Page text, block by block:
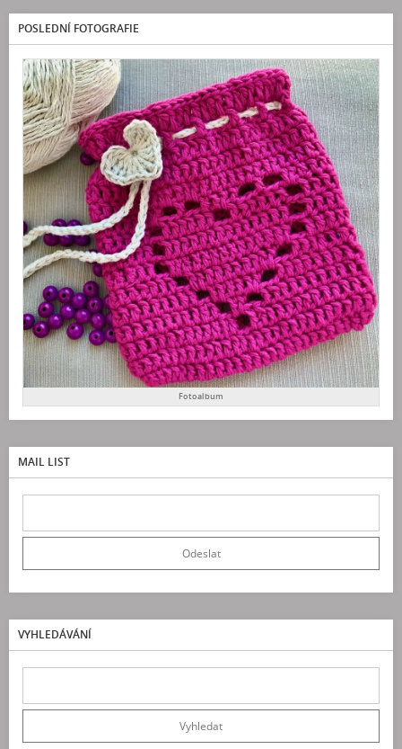
POSLEDNÍ FOTOGRAFIE
Fotoalbum
MAIL LIST
VYHLEDÁVÁNÍ